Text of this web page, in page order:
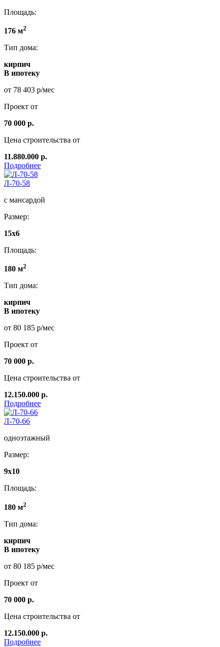
Площадь:
176 м2
Тип дома:
кирпич
В ипотеку
от 78 403 р/мес
Проект от
70 000 р.
Цена строительства от
11.880.000 р.
Подробнее
Л-70-58
с мансардой
Размер:
15x6
Площадь:
180 м2
Тип дома:
кирпич
В ипотеку
от 80 185 р/мес
Проект от
70 000 р.
Цена строительства от
12.150.000 р.
Подробнее
Л-70-66
одноэтажный
Размер:
9x10
Площадь:
180 м2
Тип дома:
кирпич
В ипотеку
от 80 185 р/мес
Проект от
70 000 р.
Цена строительства от
12.150.000 р.
Подробнее